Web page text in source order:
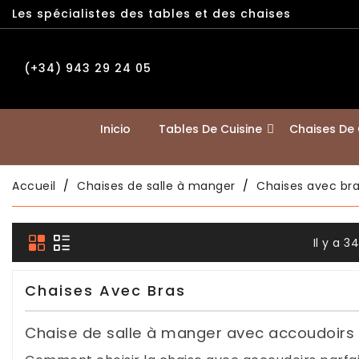
Les spécialistes des tables et des chaises
(+34) 943 29 24 05
Inicio Tables De Cuisine Chaises De
Accueil Chaises de salle à manger Chaises avec
Il y a
Chaises Avec Bras
Chaise de salle à manger avec accoudoirs